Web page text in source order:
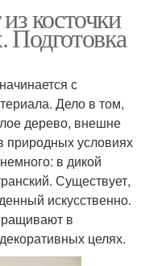
косточки
Подготовка
с
Дело в том,
дерево, внешне
условиях
в дикой
Существует,
искусственно.
в
целях.